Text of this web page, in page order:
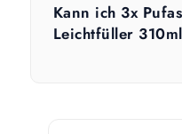
Kann ich 3x
Leichtfüller